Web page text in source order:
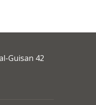
Guisan 42